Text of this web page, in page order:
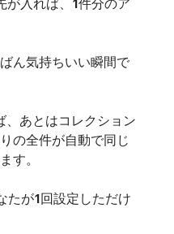
が入れば、1件分のア
ん気持ちいい瞬間で
、あとはコレクション
の全件が自動で同じ
す。
が1回設定しただけ